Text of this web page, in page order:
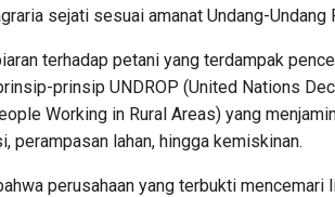
sejati sesuai amanat Undang-Undang
terhadap petani yang terdampak
prinsip UNDROP (United Nations
Working in Rural Areas) yang
perampasan lahan, hingga kemiskinan.
perusahaan yang terbukti mencemari